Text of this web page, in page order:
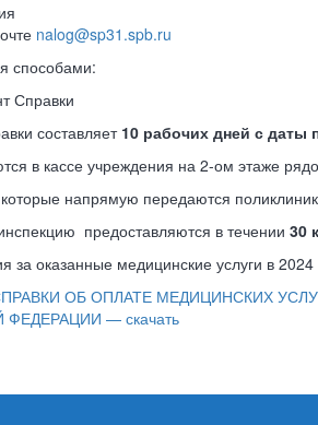
nalog@sp31.spb.ru
способами:
Справки
составляет 10 рабочих дней с даты
в кассе учреждения на 2-ом этаже
напрямую передаются
предоставляются в течении 30
за оказанные медицинские услуги в
ОБ ОПЛАТЕ МЕДИЦИНСКИХ
— скачать